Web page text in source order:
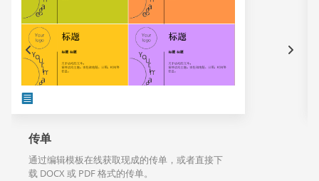
传单
通过编辑模板在线获取现成的传单，或者直接下
载 DOCX 或 PDF 格式的传单。